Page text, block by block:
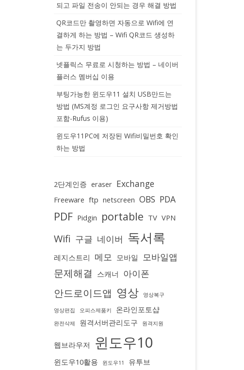
되고 파일 전송이 안되는 경우 해결 방법
QR코드만 촬영하면 자동으로 Wifi에 연
결하게 하는 방법 – Wifi QR코드 생성하
는 두가지 방법
넷플릭스 무료로 시청하는 방법 – 네이버
플러스 멤버십 이용
부팅가능한 윈도우11 설치 USB만드는
방법 (MS계정 로그인 요구사항 제거방법
포함-Rufus 이용)
윈도우11PC에 저장된 Wifi비밀번호 확인
하는 방법
2단계인증 eraser Exchange
Freeware ftp netscreen OBS PDA
PDF Pidgin portable TV VPN
Wifi 구글 네이버 독서록
레지스트리 메모 모바일 모바일앱
문제해결 스캐너 아이폰
안드로이드앱 영상 영상복구
영상편집 오피스제품키 온라인포토샵
완전삭제 원격서버관리도구 원격지원
웹브라우저 윈도우10
윈도우10활용 윈도우11
유투브